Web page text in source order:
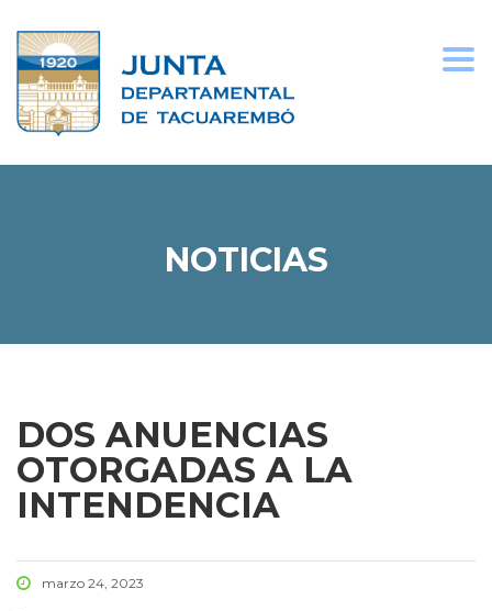
NOTICIAS
DOS ANUENCIAS
OTORGADAS A LA
INTENDENCIA
marzo 24, 2023